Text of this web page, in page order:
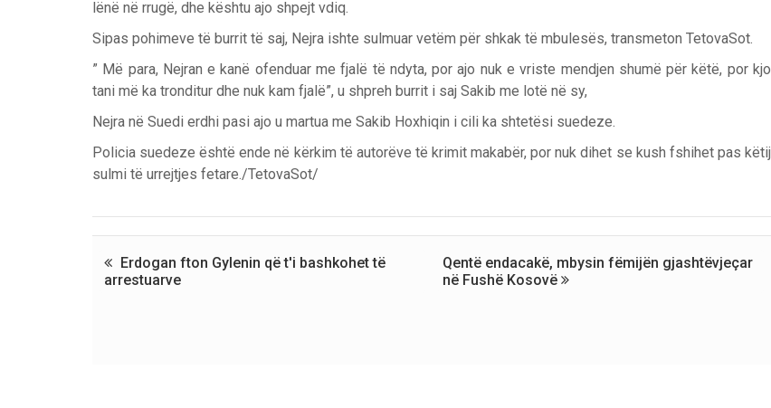
lënë në rrugë, dhe kështu ajo shpejt vdiq.
Sipas pohimeve të burrit të saj, Nejra ishte sulmuar vetëm për shkak të mbulesës, transmeton TetovaSot.
” Më para, Nejran e kanë ofenduar me fjalë të ndyta, por ajo nuk e vriste mendjen shumë për këtë, por kjo
tani më ka tronditur dhe nuk kam fjalë”, u shpreh burrit i saj Sakib me lotë në sy,
Nejra në Suedi erdhi pasi ajo u martua me Sakib Hoxhiqin i cili ka shtetësi suedeze.
Policia suedeze është ende në kërkim të autorëve të krimit makabër, por nuk dihet se kush fshihet pas këtij
sulmi të urrejtjes fetare./TetovaSot/
Erdogan fton Gylenin që t'i bashkohet të
arrestuarve
Qentë endacakë, mbysin fëmijën gjashtëvjeçar
në Fushë Kosovë